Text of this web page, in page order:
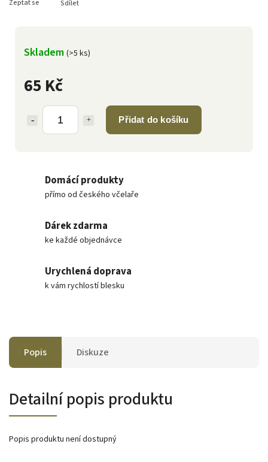
65 Kč
Přidat do košíku
Skladem (>5 ks)
Zeptat se Sdílet
Domácí produkty
přímo od českého včelaře
Dárek zdarma
ke každé objednávce
Urychlená doprava
k vám rychlostí blesku
Popis Diskuze
Detailní popis produktu
Popis produktu není dostupný